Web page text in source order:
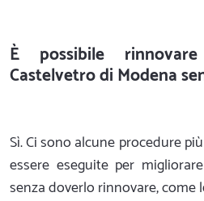
È possibile
Castelvetro di Modena
Sì. Ci sono alcune procedure
essere eseguite per
senza doverlo rinnovare, come